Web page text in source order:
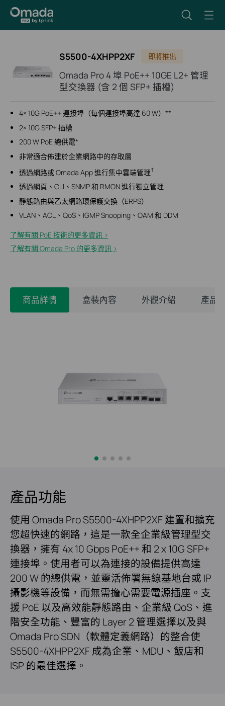
S5500-4XHPP2XF 即將推出
Omada Pro 4 埠 PoE++ 10GE L2+ 管理
型交換器 (含 2 個 SFP+ 插槽)
4× 10G PoE++ 連接埠（每個連接埠高達 60 W）**
2× 10G SFP+ 插槽
200 W PoE 總供電*
非常適合佈建於企業網路中的存取層
透過網路或 Omada App 進行集中雲端管理†
透過網頁、CLI、SNMP 和 RMON 進行獨立管理
靜態路由與乙太網路環保護交換（ERPS）
VLAN、ACL、QoS、IGMP Snooping、OAM 和 DDM
了解有關 PoE 技術的更多資訊 >
了解有關 Omada Pro 的更多資訊 >
商品詳情 盒裝內容 外觀介紹 產品
產品功能
使用 Omada Pro S5500-4XHPP2XF 建置和擴充
您超快速的網路，這是一款全企業級管理型交
換器，擁有 4x 10 Gbps PoE++ 和 2 x 10G SFP+
連接埠。使用者可以為連接的設備提供高達
200 W 的總供電，並靈活佈署無線基地台或 IP
攝影機等設備，而無需擔心需要電源插座。支
援 PoE 以及高效能靜態路由、企業級 QoS、進
階安全功能、豐富的 Layer 2 管理選擇以及與
Omada Pro SDN（軟體定義網路）的整合使
S5500-4XHPP2XF 成為企業、MDU、飯店和
ISP 的最佳選擇。